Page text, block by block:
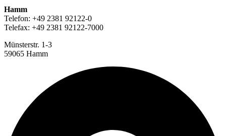
Hamm
Telefon: +49 2381 92122-0
Telefax: +49 2381 92122-7000
Münsterstr. 1-3
59065 Hamm